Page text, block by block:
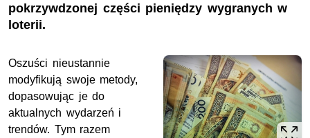
pokrzywdzonej części pieniędzy wygranych w
loterii.
Oszuści nieustannie
modyfikują swoje metody,
dopasowując je do
aktualnych wydarzeń i
trendów. Tym razem